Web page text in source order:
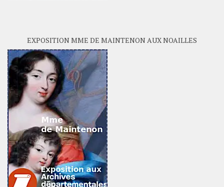
EXPOSITION MME DE MAINTENON AUX NOAILLES